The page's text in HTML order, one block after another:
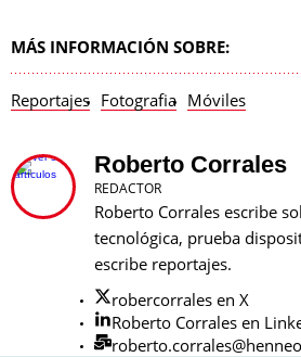
MÁS INFORMACIÓN SOBRE:
Reportajes Fotografia Móviles
Roberto Corrales
REDACTOR
Roberto Corrales escribe
tecnológica, prueba
escribe reportajes.
robercorrales en X
Roberto Corrales en